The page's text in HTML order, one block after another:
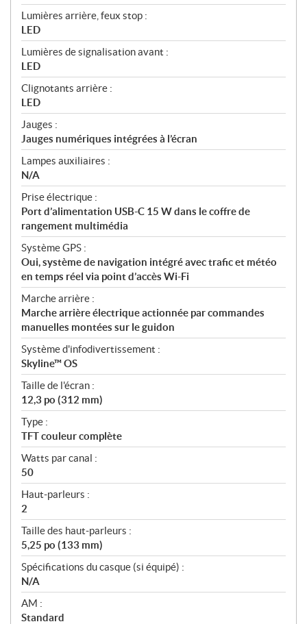
Lumières arrière, feux stop :
LED
Lumières de signalisation avant :
LED
Clignotants arrière :
LED
Jauges :
Jauges numériques intégrées à l’écran
Lampes auxiliaires :
N/A
Prise électrique :
Port d’alimentation USB-C 15 W dans le coffre de
rangement multimédia
Système GPS :
Oui, système de navigation intégré avec trafic et météo
en temps réel via point d’accès Wi-Fi
Marche arrière :
Marche arrière électrique actionnée par commandes
manuelles montées sur le guidon
Système d'infodivertissement :
Skyline™ OS
Taille de l'écran :
12,3 po (312 mm)
Type :
TFT couleur complète
Watts par canal :
50
Haut-parleurs :
2
Taille des haut-parleurs :
5,25 po (133 mm)
Spécifications du casque (si équipé) :
N/A
AM :
Standard